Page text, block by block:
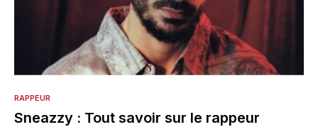
RAPPEUR
Sneazzy : Tout savoir sur le rappeur